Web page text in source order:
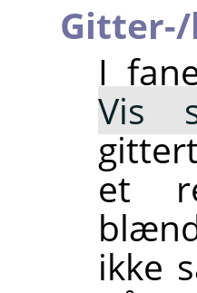
I
Vis
et
ikke